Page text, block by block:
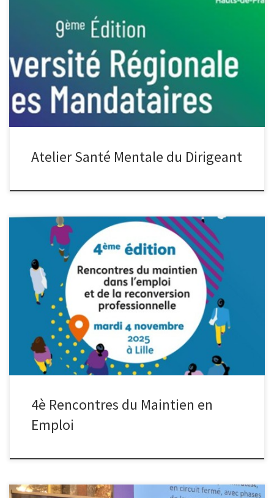
Lors de la 9ème édition de l’Université Régionale des
Mandataires, Présanse HDF a organisé un atelier dédié à la santé
mentale des dirigeants. L’occasion de rappeler les différents
dispositifs dans lesquels s’inscrivent aujourd’hui plusieurs services
de prévention et de santé au travail, comme Amarok ou encore
Apesa, présenté lors de l’atelier […]
Atelier Santé Mentale du Dirigeant
Présanse Hauts-de-France participera à la 4ème édition des
Rencontres du Maintien en emploi et de la reconversion
professionnelle, organisée par son partenaire, l’Agefiph Hauts-de-
France le 4 novembre 2025, de 9h30 à 16h à la salle Le Gymnase à
Lille. Au programme :
Des échanges riches entre référents
handicap, employeurs, […]
4è Rencontres du Maintien en
Emploi